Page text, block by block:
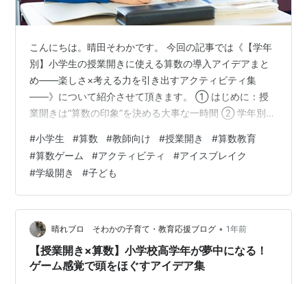
こんにちは。晴田そわかです。 今回の記事では《【学年
別】小学生の授業開きに使える算数の導入アイデアまと
め――楽しさ×考える力を引き出すアクティビティ集
――》について紹介させて頂きます。 ① はじめに：授
業開きは“算数の印象”を決める大事な一時間 ② 学年別・
がら“数”と仲よくなる導入ネタ 【1】さいころすごろくで
数あそび 【2】かずのなぞなぞビンゴ 【3】どっちが大き
い？おかいものゲーム ▼ 小学3・4年生向け：考える楽
しさと工夫を味わえる導入ネタ 【4】数字フィットパズ
ル 【5】すごろくで算数～問題つきオリジナルマス～
【6】スリーヒン…
#小学生 #算数 #教師向け #授業開き #算数教育
#算数ゲーム #アクティビティ #アイスブレイク
#学級開き #子ども
晴れブロ そわかの子育て・教育応援ブログ • 1年前
【授業開き×算数】小学校高学年が夢中になる！
ゲーム感覚で頭をほぐすアイデア集